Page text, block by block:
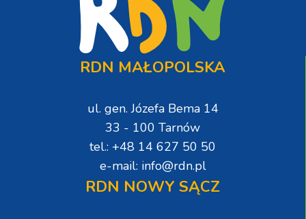
RDN MAŁOPOLSKA
ul. gen. Józefa Bema 14
33 - 100 Tarnów
tel.: +48 14 627 50 50
e-mail: info@rdn.pl
RDN NOWY SĄCZ